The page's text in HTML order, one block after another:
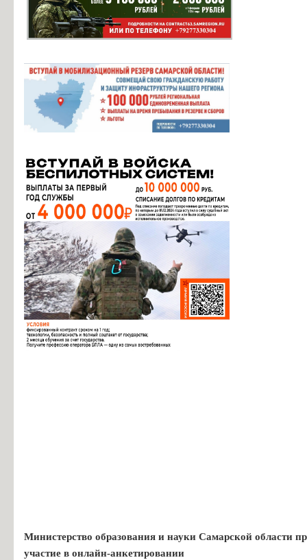
Министерство образования и науки Самарской области
участие в онлайн-анкетировании